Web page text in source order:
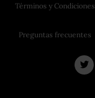
Términos y Condiciones
Preguntas frecuentes